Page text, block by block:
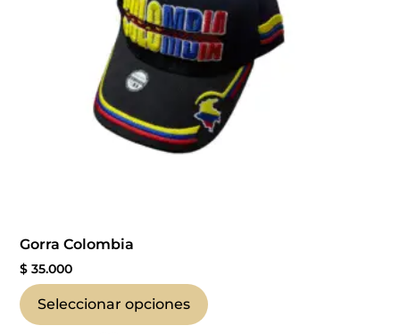
Gorra Colombia
$ 35.000
Seleccionar opciones